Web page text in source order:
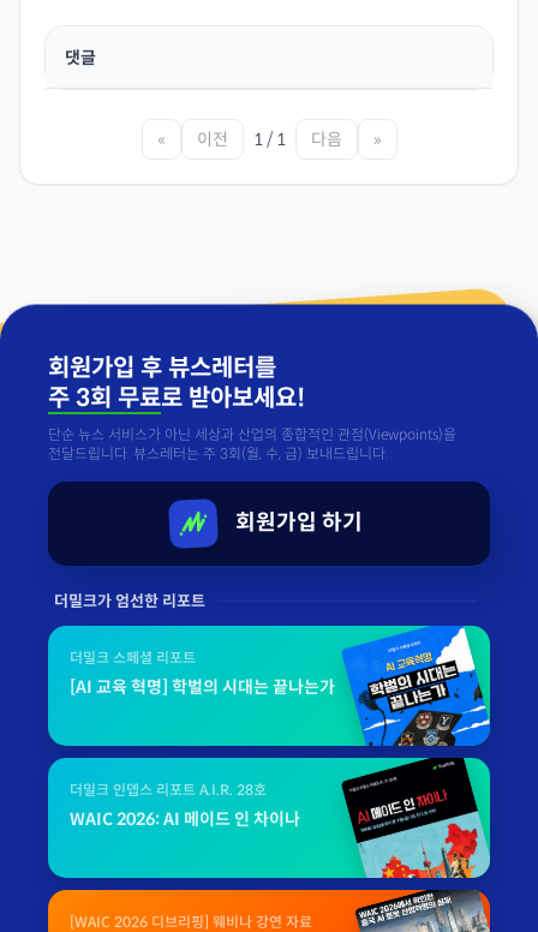
댓글
« 이전 1 / 1 다음 »
회원가입 후 뷰스레터를
주 3회 무료로 받아보세요!
단순 뉴스 서비스가 아닌 세상과 산업의 종합적인 관점(Viewpoints)을
전달드립니다. 뷰스레터는 주 3회(월, 수, 금) 보내드립니다.
회원가입 하기
더밀크가 엄선한 리포트
더밀크 스페셜 리포트
[AI 교육 혁명] 학벌의 시대는 끝나는가
더밀크 인뎁스 리포트 A.I.R. 28호
WAIC 2026: AI 메이드 인 차이나
[WAIC 2026 디브리핑] 웨비나 강연 자료